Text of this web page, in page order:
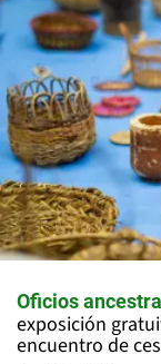
Oficios
exposición
encuentro de